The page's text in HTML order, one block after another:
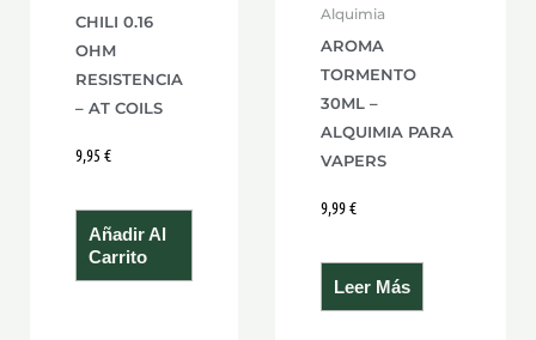
CHILI 0.16
OHM
RESISTENCIA
– AT COILS
9,95 €
Añadir Al
Carrito
Alquimia
AROMA
TORMENTO
30ML –
ALQUIMIA PARA
VAPERS
9,99€
Leer Más